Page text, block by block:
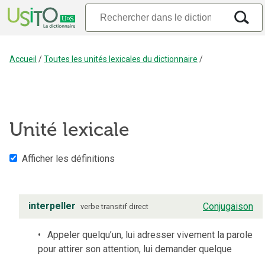
Accueil /Toutes les unités lexicales du dictionnaire /
Unité lexicale
Afficher les définitions
interpeller verbe transitif direct Conjugaison
Appeler quelqu’un, lui adresser vivement la parole
pour attirer son attention, lui demander quelque